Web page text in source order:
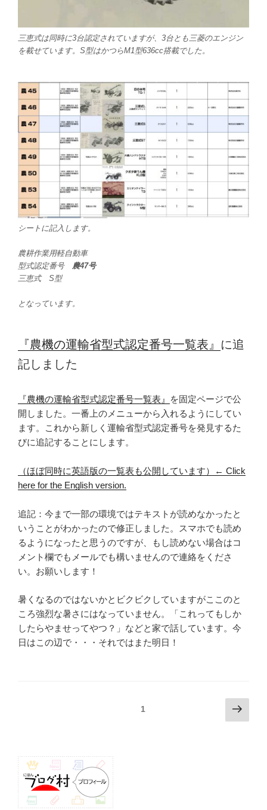
三恵式は同時に3台認定されていますが、3台とも三菱のエンジン
を載せています。S型はかつらM1型636cc搭載でした。
シートに記入します。
農耕作業用軽自動車
型式認定番号 農47号
三恵式 S型
となっています。
『農機の運輸省型式認定番号一覧表』 に追
記しました
『農機の運輸省型式認定番号一覧表』
を固定ページで公
開しました。一番上のメニューから入れるようにしてい
ます。これから新しく運輸省型式認定番号を発見するた
びに追記することにします。
（ほぼ同時に英語版の一覧表も公開しています）← Click
here for the English version.
追記：今まで一部の環境ではテキストが読めなかったと
いうことがわかったので修正しました。スマホでも読め
るようになったと思うのですが、もし読めない場合はコ
メント欄でもメールでも構いませんので連絡をくださ
い。お願いします！
暑くなるのではないかとビクビクしていますがここのと
ころ強烈な暑さにはなっていません。「これってもしか
したらやませってやつ？」などと家で話しています。今
日はこの辺で・・・それではまた明日！
ビ
ゲ
ー
シ
1
次
の